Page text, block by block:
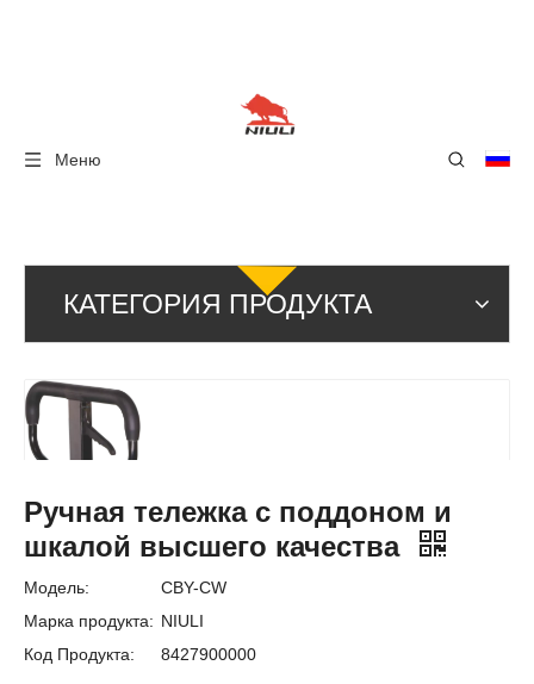
Меню
КАТЕГОРИЯ ПРОДУКТА
Ручная тележка с поддоном и
шкалой высшего качества
Модель:
CBY-CW
Марка продукта: NIULI
Код Продукта:
8427900000